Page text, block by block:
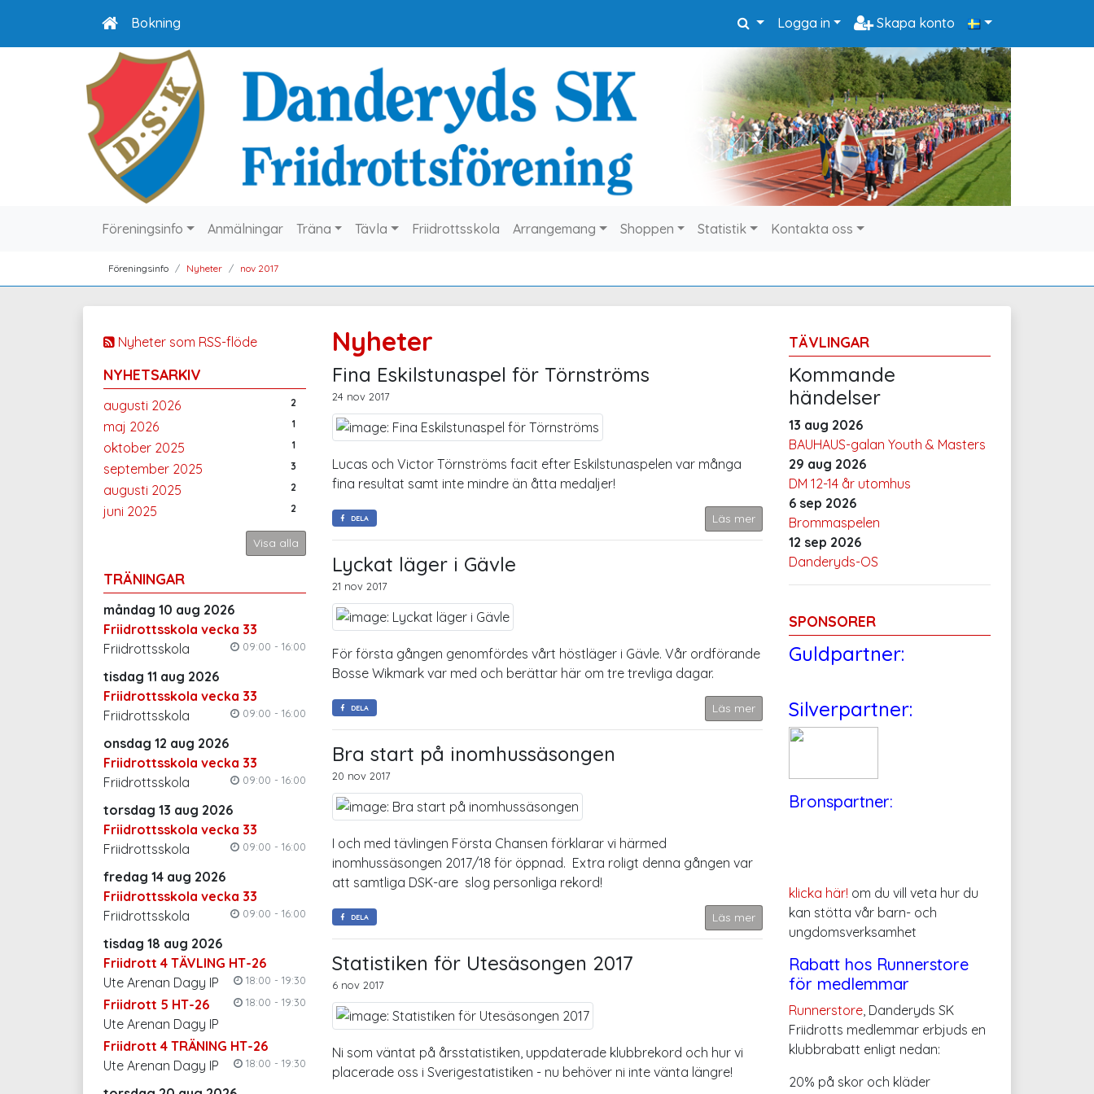
Bokning Logga in Skapa konto
Föreningsinfo Anmälningar Träna Tävla Friidrottsskola Arrangemang Shoppen Statistik Kontakta oss
Föreningsinfo Nyheter nov 2017
Nyheter som RSS-flöde
NYHETSARKIV
augusti 2026 2
maj 2026 1
oktober 2025 1
september 2025 3
augusti 2025 2
juni 2025 2
Visa alla
TRÄNINGAR
måndag 10 aug 2026
Friidrottsskola vecka 33
09:00 - 16:00
Friidrottsskola
tisdag 11 aug 2026
Friidrottsskola vecka 33
09:00 - 16:00
Friidrottsskola
onsdag 12 aug 2026
Friidrottsskola vecka 33
09:00 - 16:00
Friidrottsskola
torsdag 13 aug 2026
Friidrottsskola vecka 33
09:00 - 16:00
Friidrottsskola
fredag 14 aug 2026
Friidrottsskola vecka 33
09:00 - 16:00
Friidrottsskola
tisdag 18 aug 2026
Friidrott 4 TÄVLING HT-26
18:00 - 19:30
Ute Arenan Dagy IP
Friidrott 5 HT-26
18:00 - 19:30
Ute Arenan Dagy IP
Friidrott 4 TRÄNING HT-26
18:00 - 19:30
Ute Arenan Dagy IP
Nyheter
Fina Eskilstunaspel för Törnströms
24 nov 2017
Lucas och Victor Törnströms facit efter Eskilstunaspelen var många
fina resultat samt inte mindre än åtta medaljer!
DELA Läs mer
Lyckat läger i Gävle
21 nov 2017
För första gången genomfördes vårt höstläger i Gävle. Vår ordförande
Bosse Wikmark var med och berättar här om tre trevliga dagar.
DELA Läs mer
Bra start på inomhussäsongen
20 nov 2017
I och med tävlingen Första Chansen förklarar vi härmed
inomhussäsongen 2017/18 för öppnad. Extra roligt denna gången var
att samtliga DSK-are slog personliga rekord!
DELA Läs mer
Statistiken för Utesäsongen 2017
6 nov 2017
Ni som väntat på årsstatistiken, uppdaterade klubbrekord och hur vi
placerade oss i Sverigestatistiken - nu behöver ni inte vänta längre!
TÄVLINGAR
Kommande
händelser
13 aug 2026
BAUHAUS-galan Youth & Masters
29 aug 2026
DM 12-14 år utomhus
6 sep 2026
Brommaspelen
12 sep 2026
Danderyds-OS
SPONSORER
Guldpartner:
Silverpartner:
Bronspartner:
klicka här! om du vill veta hur du
kan stötta vår barn- och
ungdomsverksamhet
Rabatt hos Runnerstore
för medlemmar
Runnerstore, Danderyds SK
Friidrotts medlemmar erbjuds en
klubbrabatt enligt nedan:
20% på skor och kläder